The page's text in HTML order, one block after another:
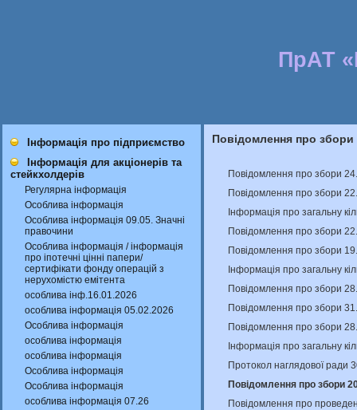
ПрАТ
Інформація про підприємство
Інформація для акціонерів та
стейкхолдерів
Регулярна інформація
Особлива інформація
Особлива інформація 09.05. Значні
правочини
Особлива інформація / інформація
про іпотечні цінні папери/
сертифікати фонду операцій з
нерухомістю емітента
особлива інф.16.01.2026
особлива інформація 05.02.2026
Особлива інформація
особлива інформація
особлива інформація
Особлива інформація
Особлива інформація
особлива інформація 07.26
Повідомлення про збори
Повідомлення про збори
Повідомлення про збори
Інформація про загальну
Повідомлення про збори
Повідомлення про збори
Інформація про загальну
Повідомлення про збори
Повідомлення про збори
Повідомлення про збори
Інформація про загальну
Протокол наглядової
Повідомлення про збори
Повідомлення про